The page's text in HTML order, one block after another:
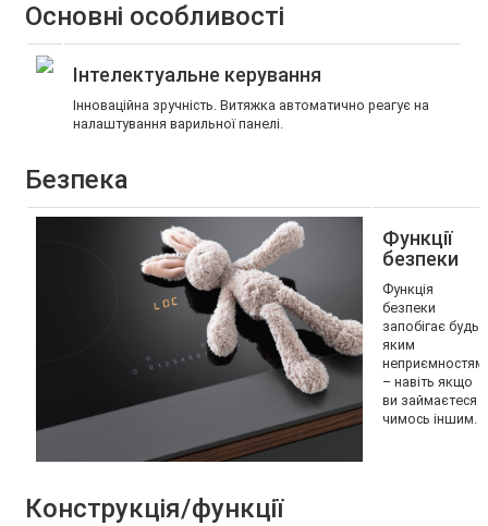
Основні особливості
Інтелектуальне керування
Інноваційна зручність. Витяжка автоматично реагує на
налаштування варильної панелі.
Безпека
Функції
безпеки
Функція
безпеки
запобігає будь-
яким
неприємностям
– навіть якщо
ви займаєтеся
чимось іншим.
Конструкція/функції